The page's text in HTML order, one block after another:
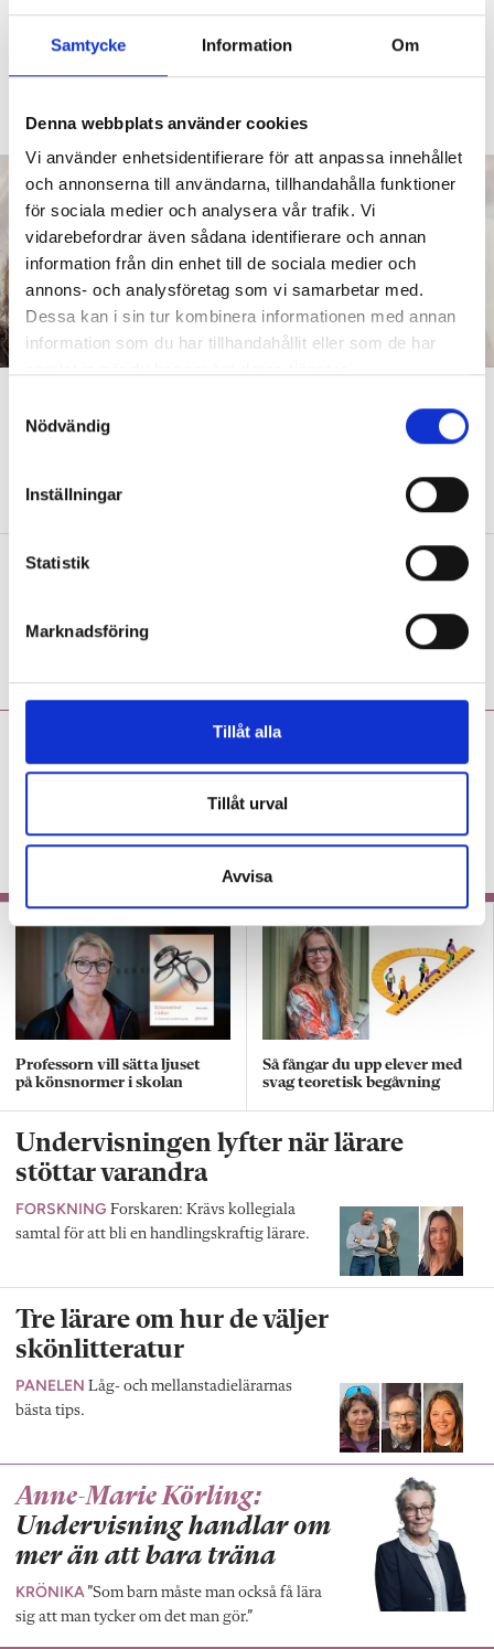
Samtycke Information Om
Denna webbplats använder cookies
Vi använder enhetsidentifierare för att anpassa innehållet
och annonserna till användarna, tillhandahålla funktioner
för sociala medier och analysera vår trafik. Vi
vidarebefordrar även sådana identifierare och annan
information från din enhet till de sociala medier och
annons- och analysföretag som vi samarbetar med.
Dessa kan i sin tur kombinera informationen med annan
information som du har tillhandahållit eller som de har
c
Nödvändig
Inställningar
Statistik
Marknadsföring
Tillåt alla
Tillåt urval
Avvisa
Intensivträning stärker flerspråkiga
elevers ordförråd
SPRÅKSVEKET”Kan du inte landets språk
uthållighet
Lågstadieläraren: ”De hittade sätt att träna upp
sitt inre driv.”
Lärarutbildningen i matte fokuserar
DEBATTLärarstudenten om att avancerad
Anne-Marie Körling:Dagen
jag litade som mest på min
KRÖNIKA”Det var närmast en chock att för
Professorn vill sätta ljuset
på könsnormer i skolan
Så fångar du upp elever med
svag teoretisk begåvning
Undervisningen lyfter när lärare
stöttar varandra
FORSKNING Forskaren: Krävs kollegiala
samtal för att bli en handlingskraftig lärare.
Tre lärare om hur de väljer
skönlitteratur
PANELEN Låg- och mellanstadielärarnas
bästa tips.
Anne-Marie Körling:
Undervisning handlar om
mer än att bara träna
KRÖNIKA ”Som barn måste man också få lära
sig att man tycker om det man gör.”